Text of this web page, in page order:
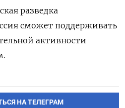
разведка
сможет поддерживать
активности
НА ТЕЛЕГРАМ